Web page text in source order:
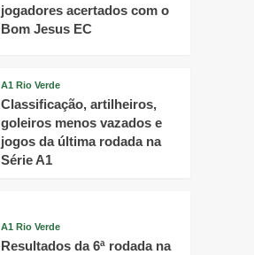
jogadores acertados com o
Bom Jesus EC
A1 Rio Verde
Classificação, artilheiros,
goleiros menos vazados e
jogos da última rodada na
Série A1
A1 Rio Verde
Resultados da 6ª rodada na